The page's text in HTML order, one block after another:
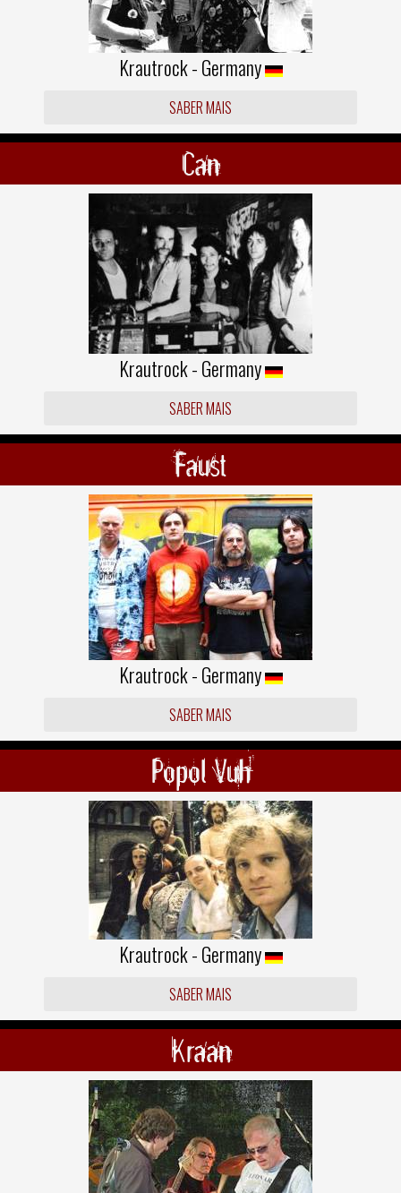
Krautrock - Germany
SABER MAIS
Can
Krautrock - Germany
SABER MAIS
Faust
Krautrock - Germany
SABER MAIS
Popol Vuh
Krautrock - Germany
SABER MAIS
Kraan